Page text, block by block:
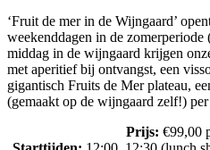
‘Fruit de mer in de Wijngaard’
weekenddagen in de
middag in de wijngaard krijgen
met aperitief bij ontvangst, een
gigantisch Fruits de Mer plateau,
(gemaakt op de wijngaard zelf!) per
Prijs: €99,00